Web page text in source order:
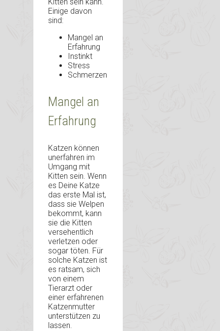
Einige davon
sind:
Mangel an
Erfahrung
Instinkt
Stress
Schmerzen
Mangel an
Erfahrung
Katzen können
unerfahren im
Umgang mit
Kitten sein. Wenn
es Deine Katze
das erste Mal ist,
dass sie Welpen
bekommt, kann
sie die Kitten
versehentlich
verletzen oder
sogar töten. Für
solche Katzen ist
es ratsam, sich
von einem
Tierarzt oder
einer erfahrenen
Katzenmutter
unterstützen zu
lassen.